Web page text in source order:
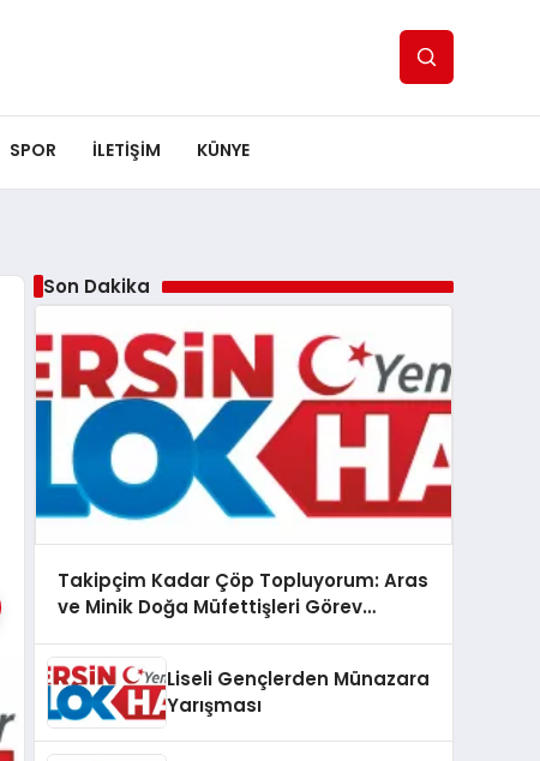
SPOR ILETİŞİM KÜNYE
Son Dakika
Takipçim Kadar Çöp Topluyorum: Aras
ve Minik Doğa Müfettişleri Görev
Liseli Gençlerden Münazara
Yarışması